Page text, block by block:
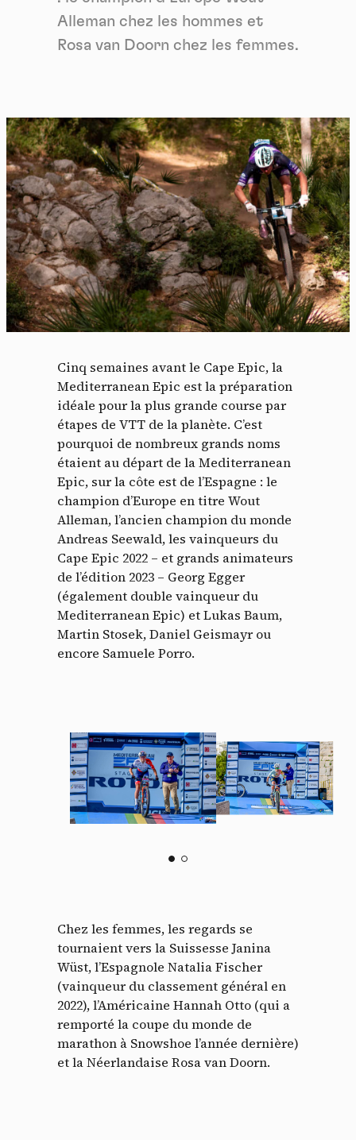
Alleman chez les hommes et
Rosa van Doorn chez les femmes.
Cinq semaines avant le Cape Epic, la
Mediterranean Epic est la préparation
idéale pour la plus grande course par
étapes de VTT de la planète. C’est
pourquoi de nombreux grands noms
étaient au départ de la Mediterranean
Epic, sur la côte est de l’Espagne : le
champion d’Europe en titre Wout
Alleman, l’ancien champion du monde
Andreas Seewald, les vainqueurs du
Cape Epic 2022 – et grands animateurs
de l’édition 2023 – Georg Egger
(également double vainqueur du
Mediterranean Epic) et Lukas Baum,
Martin Stosek, Daniel Geismayr ou
encore Samuele Porro.
Chez les femmes, les regards se
tournaient vers la Suissesse Janina
Wüst, l’Espagnole Natalia Fischer
(vainqueur du classement général en
2022), l’Américaine Hannah Otto (qui a
remporté la coupe du monde de
marathon à Snowshoe l’année dernière)
et la Néerlandaise Rosa van Doorn.